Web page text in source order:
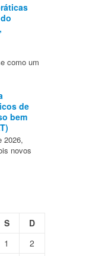
como um
de
bem
2026,
novos
S
D
1
2